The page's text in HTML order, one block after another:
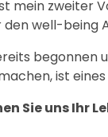
mein zweiter
well-being
begonnen
ist
Sie uns